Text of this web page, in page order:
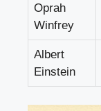
Oprah
Winfrey
Albert
Einstein